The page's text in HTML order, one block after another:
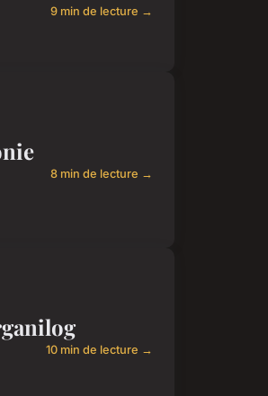
9 min de lecture →
8 min de lecture →
10 min de lecture →